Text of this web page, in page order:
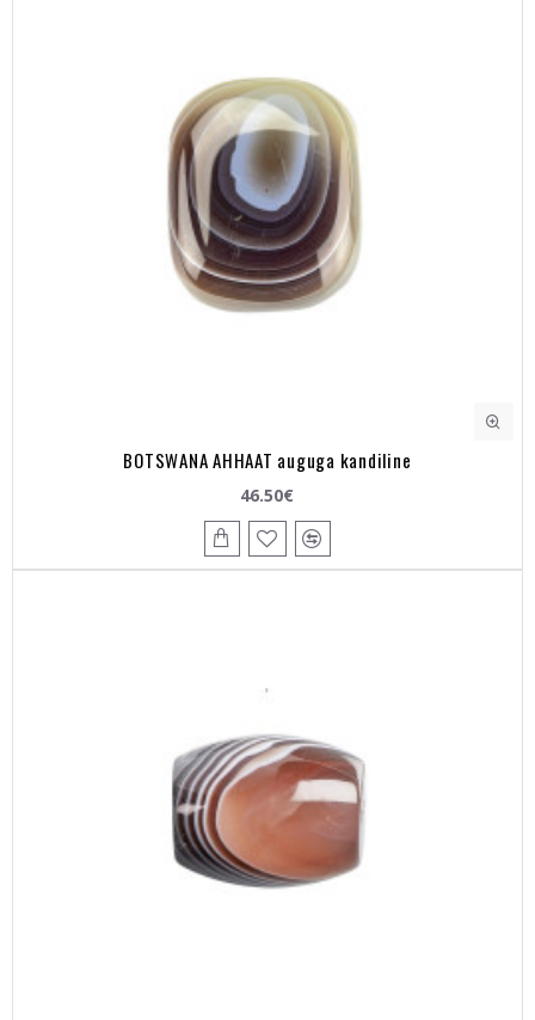
BOTSWANA AHHAAT auguga kandiline
46.50€